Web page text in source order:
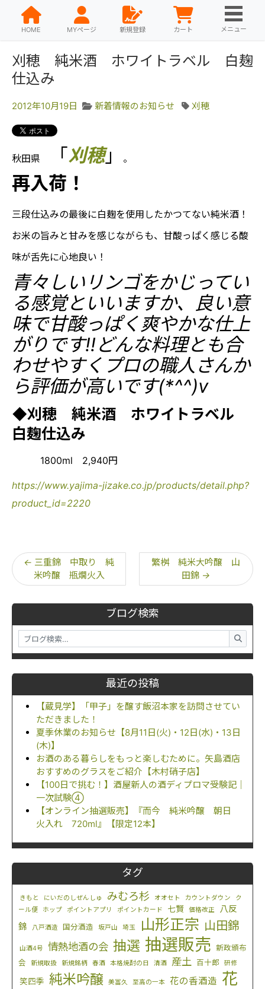
HOME MYページ 新規登録 カート メニュー
ブログ検索
最近の投稿
【蔵見学】「甲子」を醸す飯沼本家を訪問させてい
ただきました！
夏季休業のお知らせ【8月11日(火)・12日(水)・13日
(木)】
お酒のある暮らしをもっと楽しむために。矢島酒店
おすすめのグラスをご紹介【木村硝子店】
【100日で挑む！】酒屋新人の酒ディプロマ受験記｜
一次試験④
【オンライン抽選販売】『而今 純米吟醸 朝日
火入れ 720ml』【限定12本】
タグ
きもと にいだのしぜんしゅ みむろ杉 オオセト カウントダウン
ク
ール便
ホップ ポイントアプリ ポイントカード 七賢 価格改正
八反
錦
八戸酒造 国分酒造 坂戸山 埼玉 山形正宗 山田錦
山酒4号 情熱地酒の会 抽選 抽選販売 新政頒布
会
新規取扱 新規銘柄 春酒 本格焼酎の日 清酒 産土 百十郎 研修
笑四季 純米吟醸 美冨久 至高の一本 花の香酒造 花
刈穂 純米酒 ホワイトラベル 白麹
仕込み
2012年10月19日 新着情報のお知らせ 刈穂
秋田県 「刈穂」 。
再入荷！
三段仕込みの最後に白麹を使用したかつてない純米酒！
お米の旨みと甘みを感じながらも、甘酸っぱく感じる酸
味が舌先に心地良い！
青々しいリンゴをかじってい
る感覚といいますか、良い意
味で甘酸っぱく爽やかな仕上
がりです!!どんな料理とも合
わせやすくプロの職人さんか
ら評価が高いです(*^^)v
◆刈穂 純米酒 ホワイトラベル
白麹仕込み
1800ml 2,940円
https://www.yajima-jizake.co.jp/products/detail.php?
product_id=2220
← 三重錦 中取り 純
米吟醸 瓶燗火入
繁桝 純米大吟醸 山
田錦 →